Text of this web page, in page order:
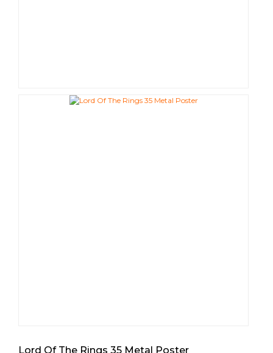
Lord Of The Rings 35 Metal Poster